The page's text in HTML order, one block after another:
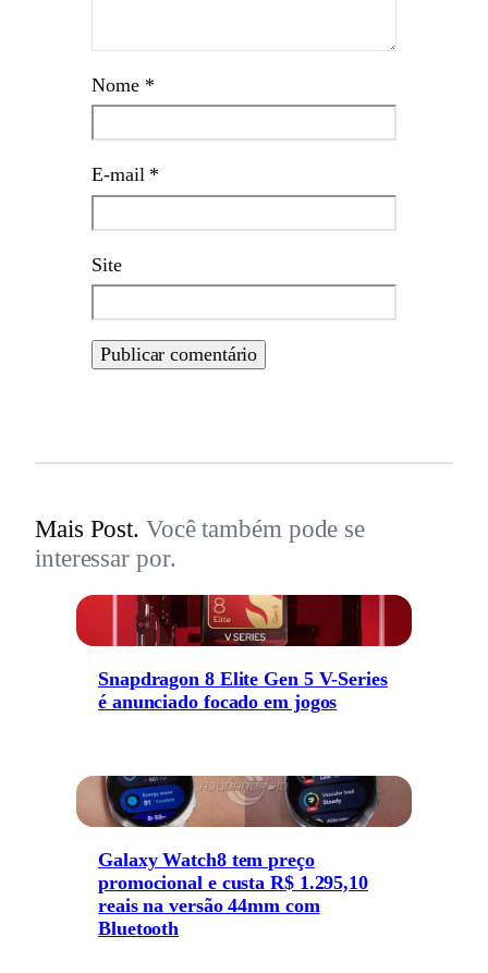
Nome *
E-mail *
Site
Mais Post. Você também pode se
interessar por.
Snapdragon 8 Elite Gen 5 V-Series
é anunciado focado em jogos
Galaxy Watch8 tem preço
promocional e custa R$ 1.295,10
reais na versão 44mm com
Bluetooth